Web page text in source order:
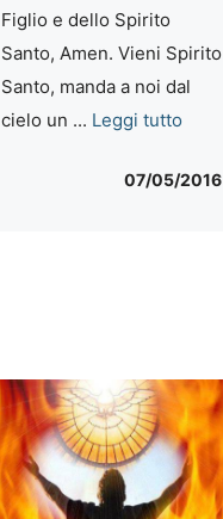
Figlio e dello Spirito
Santo, Amen. Vieni Spirito
Santo, manda a noi dal
cielo un ... Leggi tutto
07/05/2016